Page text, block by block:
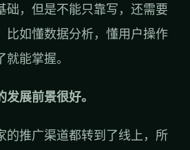
础，但是不能只靠写，还需要
比如懂数据分析，懂用户操作
能掌握。
展前景很好。
的推广渠道都转到了线上，所